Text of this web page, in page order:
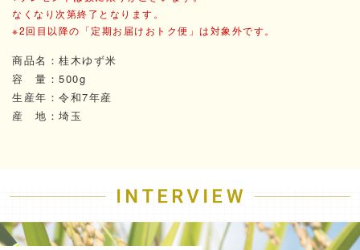
なくなり次第終了となります。
※2回目以降の「定期お届けおトク便」は対象外です。
商品名：桂木ゆず米
容 量：500g
生産年：令和7年産
産 地：埼玉